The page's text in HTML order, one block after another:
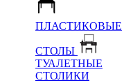
ПЛАСТИКОВЫЕ
СТОЛЫ
ТУАЛЕТНЫЕ
СТОЛИКИ